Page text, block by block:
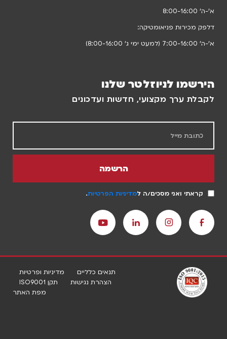
א’-ה’ 8:00-16:00
דלפק מכירות פניאומטיקה:
א’-ה’ 7:00-16:00 (למעט ימי ג’ 8:00-16:00)
הירשמו לניוזלטר שלנו
לקבלת ערך מקצועי, חדשות ועדכונים
קראתי ואני מסכים/ה למדיניות הפרטיות.
הרשמה
תנאים כלליים
מדיניות ופרטיות
הצהרת נגישות
תקן ISO9001
מפת האתר